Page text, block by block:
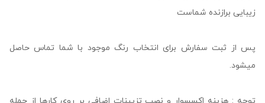
زیبایی برازنده شماست
پس از ثبت سفارش برای انتخاب رنگ موجود با شما تماس حاصل
میشود.